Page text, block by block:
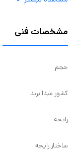
مشخصات فنی
حجم
کشور مبدا برند
رایحه
ساختار رایحه